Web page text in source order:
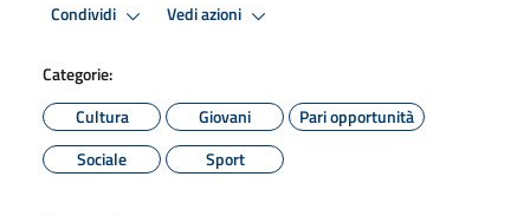
Condividi Vedi azioni
Categorie:
Cultura
Giovani
Pari opportunità
Sociale
Sport